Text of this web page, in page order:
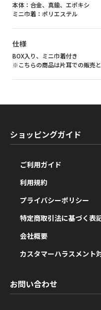
本体：合金、真鍮、エポキシ
ミニ巾着：ポリエステル
仕様
BOX入り、ミニ巾着付き
※こちらの商品は片耳での販売と
ショッピングガイド
ご利用ガイド
利用規約
プライバシーポリシー
特定商取引法に基づく表
会社概要
カスタマーハラスメント
お問い合わせ